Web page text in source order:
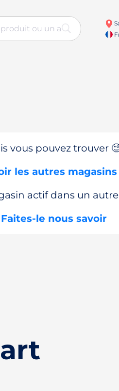
vous pouvez trouver
les autres magasins
actif dans un
Faites-le nous savoir